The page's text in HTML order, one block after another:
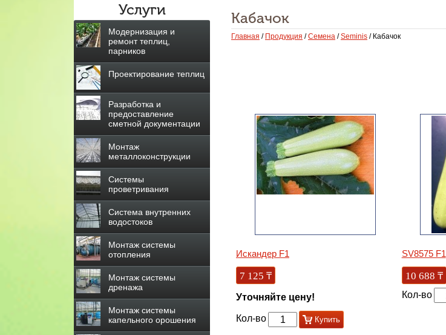
Услуги
Модернизация и
ремонт теплиц,
парников
Проектирование теплиц
Разработка и
предоставление
сметной документации
Монтаж
металлоконструкции
Системы
проветривания
Система внутренних
водостоков
Монтаж системы
отопления
Монтаж системы
дренажа
Монтаж системы
капельного орошения
Кабачок
Главная / Продукция /Семена /Seminis / Кабачок
Искандер F1
7 125 ₸
Уточняйте цену!
Кол-во Купить
SV8575 F1
10 688 ₸
Кол-во